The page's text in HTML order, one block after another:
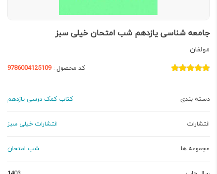
جامعه شناسی یازدهم شب امتحان خیلی سبز
مولفان
کد محصول :9786004125109
دسته بندی کتاب کمک درسی یازدهم
انتشارات انتشارات خیلی سبز
مجموعه ها شب امتحان